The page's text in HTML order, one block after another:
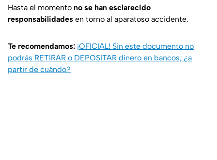
Hasta el momento no se han esclarecido
responsabilidades en torno al aparatoso accidente.
Te recomendamos: ¡OFICIAL! Sin este documento no
podrás RETIRAR o DEPOSITAR dinero en bancos; ¿a
partir de cuándo?